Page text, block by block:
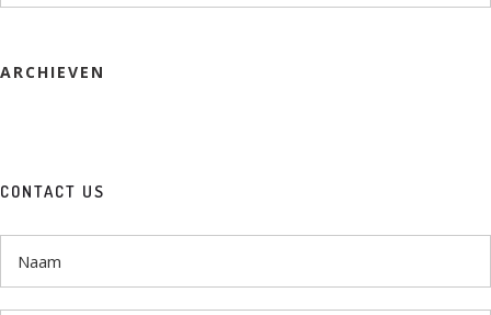
ARCHIEVEN
CONTACT US